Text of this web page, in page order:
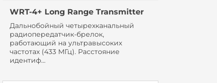
WRT-4+ Long Range Transmitter
Дальнобойный четырехканальный
радиопередатчик-брелок,
работающий на ультравысоких
частотах (433 МГц). Расстояние
идентиф...